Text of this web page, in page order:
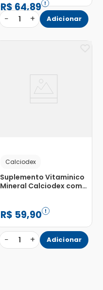
R$64,89
− 1 + Adicionar
Calciodex
Suplemento Vitaminico
Mineral Calciodex com
R$ 59,90
− 1 + Adicionar